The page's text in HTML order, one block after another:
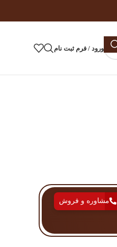
ورود / فرم ثبت نام
مشاوره و فروش